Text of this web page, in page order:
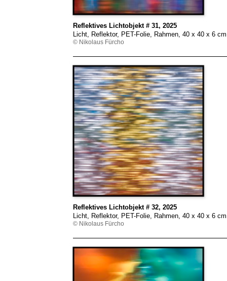
Reflektives Lichtobjekt # 31, 2025
Licht, Reflektor, PET-Folie, Rahmen, 40 x 40 x 6
© Nikolaus Fürcho
Reflektives Lichtobjekt # 32, 2025
Licht, Reflektor, PET-Folie, Rahmen, 40 x 40 x 6
© Nikolaus Fürcho